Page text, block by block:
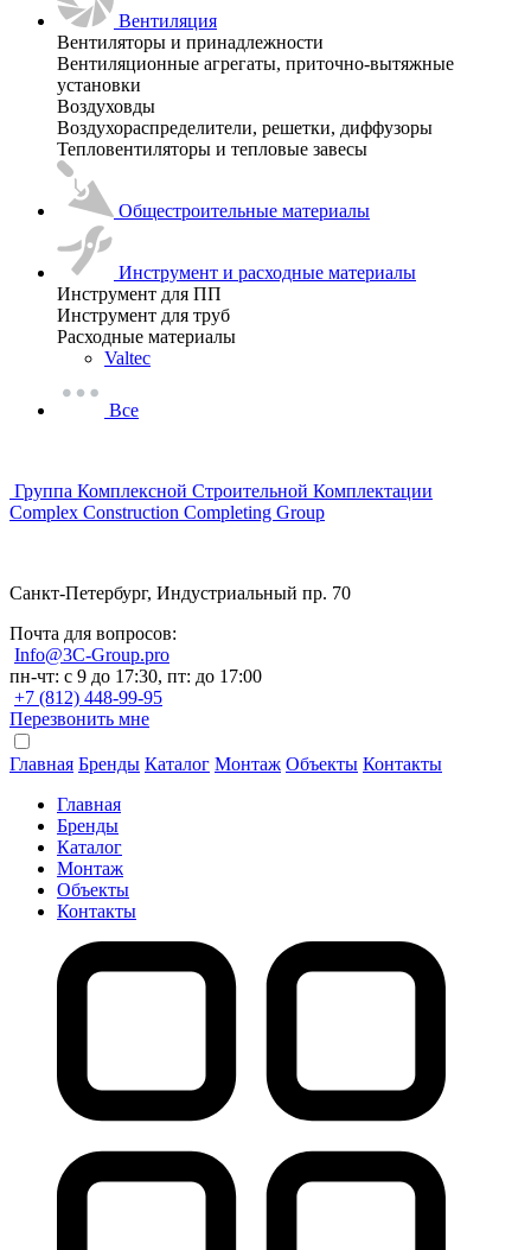
Вентиляция
Вентиляторы и принадлежности
Вентиляционные агрегаты, приточно-вытяжные
установки
Воздуховды
Воздухораспределители, решетки, диффузоры
Тепловентиляторы и тепловые завесы
Общестроительные материалы
Инструмент и расходные материалы
Инструмент для ПП
Инструмент для труб
Расходные материалы
Valtec
Все
Группа Комплексной Строительной Комплектации
Complex Construction Completing Group
Санкт-Петербург, Индустриальный пр. 70
Почта для вопросов:
Info@3C-Group.pro
пн-чт: с 9 до 17:30, пт: до 17:00
+7 (812) 448-99-95
Перезвонить мне
Главная Бренды Каталог Монтаж Объекты Контакты
Главная
Бренды
Каталог
Монтаж
Объекты
Контакты